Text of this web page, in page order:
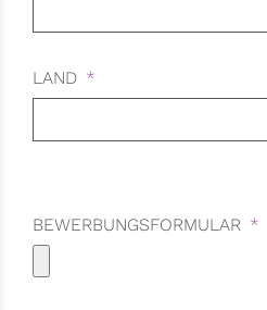
LAND
BEWERBUNGSFORMULAR